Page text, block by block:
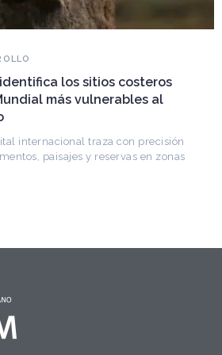
Gutiérrez, guardián del
e Investigador Superior del
e impulsó los Seminarios
Publicó más de